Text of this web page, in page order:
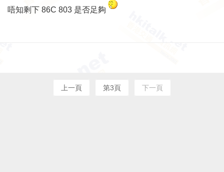
唔知剩下 86C 803 是否足夠
上一頁 第3頁 下一頁